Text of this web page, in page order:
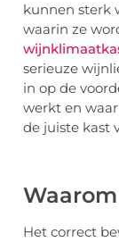
kunnen sterk
waarin ze
serieuze
in op de
werkt en
de juiste kast
Het correct